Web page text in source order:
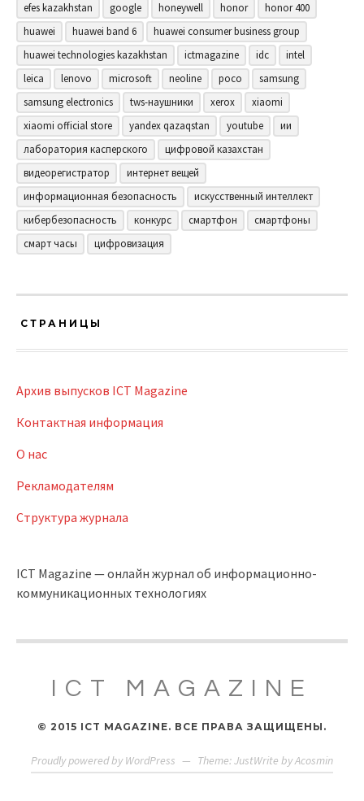
efes kazakhstan
google honeywell honor
honor 400
huawei
huawei band 6
huawei consumer business group
huawei technologies kazakhstan
ictmagazine idc
intel
leica
lenovo microsoft neoline poco
samsung
samsung electronics
tws-наушники xerox
xiaomi
xiaomi official store
yandex qazaqstan youtube
ии
лаборатория касперского
цифровой казахстан
видеорегистратор
интернет вещей
информационная безопасность
искусственный интеллект
кибербезопасность
конкурс смартфон
смартфоны
смарт часы
цифровизация
СТРАНИЦЫ
Архив выпусков ICT Magazine
Контактная информация
О нас
Рекламодателям
Структура журнала
ICT Magazine — онлайн журнал об информационно-
коммуникационных технологиях
ICT MAGAZINE
© 2015 ICT MAGAZINE. ВСЕ ПРАВА ЗАЩИЩЕНЫ.
Proudly powered by WordPress — Theme: JustWrite byAcosmin